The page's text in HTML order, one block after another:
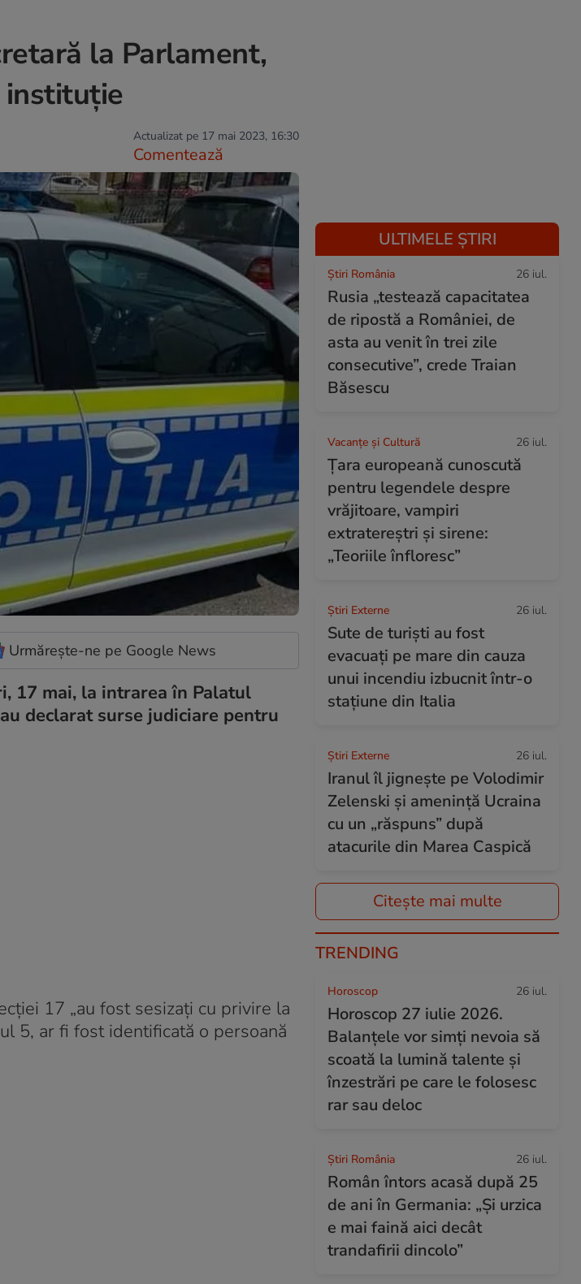
la Parlament,
instituție
Actualizat pe 17 mai 2023, 16:30
Comentează
Urmărește-ne pe Google News
17 mai, la intrarea în Palatul
declarat surse judiciare pentru
17 „au fost sesizați cu privire la
5, ar fi fost identificată o persoană
ULTIMELE ȘTIRI
Știri România 26 iul.
Rusia „testează capacitatea
de ripostă a României, de
asta au venit în trei zile
consecutive”, crede Traian
Băsescu
Vacanțe și Cultură 26 iul.
Țara europeană cunoscută
pentru legendele despre
vrăjitoare, vampiri
extratereștri și sirene:
„Teoriile înfloresc”
Știri Externe 26 iul.
Sute de turiști au fost
evacuați pe mare din cauza
unui incendiu izbucnit într-o
stațiune din Italia
Știri Externe 26 iul.
Iranul îl jignește pe Volodimir
Zelenski și amenință Ucraina
cu un „răspuns” după
atacurile din Marea Caspică
Citește mai multe
TRENDING
Horoscop 26 iul.
Horoscop 27 iulie 2026.
Balanțele vor simți nevoia să
scoată la lumină talente și
înzestrări pe care le folosesc
rar sau deloc
Știri România 26 iul.
Român întors acasă după 25
de ani în Germania: „Și urzica
e mai faină aici decât
trandafirii dincolo”